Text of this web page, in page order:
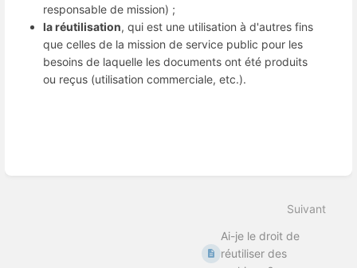
responsable de mission) ;
la réutilisation, qui est une utilisation à d'autres fins
que celles de la mission de service public pour les
besoins de laquelle les documents ont été produits
ou reçus (utilisation commerciale, etc.).
de
Suivant
Ai-je le droit de
réutiliser des